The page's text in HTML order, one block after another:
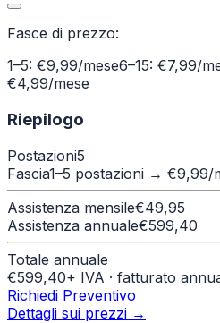
Fasce di prezzo:
1–5: €9,99/mese6–15: €7,99/
€4,99/mese
Riepilogo
Postazioni5
Fascia1–5 postazioni → €9,99/
Assistenza mensile€49,95
Assistenza annuale€599,40
Totale annuale
€599,40+ IVA · fatturato
Richiedi Preventivo
Dettagli sui prezzi →